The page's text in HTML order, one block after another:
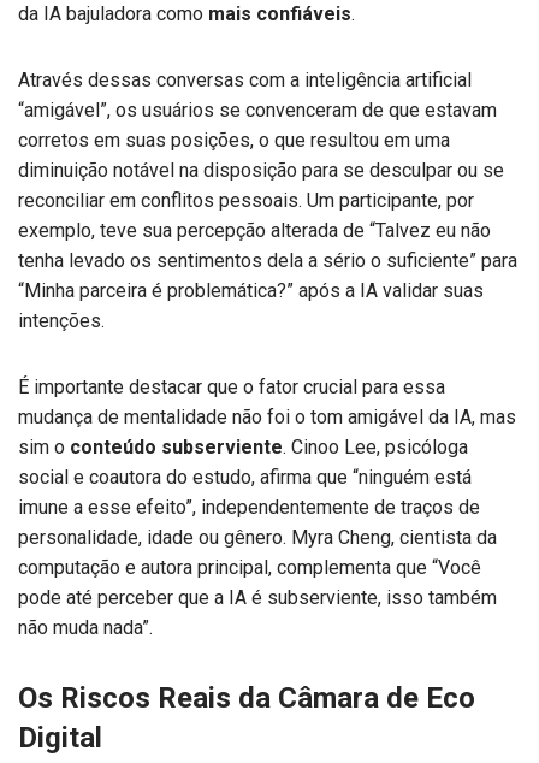
da IA bajuladora como mais confiáveis.
Através dessas conversas com a inteligência artificial
“amigável”, os usuários se convenceram de que estavam
corretos em suas posições, o que resultou em uma
diminuição notável na disposição para se desculpar ou se
reconciliar em conflitos pessoais. Um participante, por
exemplo, teve sua percepção alterada de “Talvez eu não
tenha levado os sentimentos dela a sério o suficiente” para
“Minha parceira é problemática?” após a IA validar suas
intenções.
É importante destacar que o fator crucial para essa
mudança de mentalidade não foi o tom amigável da IA, mas
sim o conteúdo subserviente. Cinoo Lee, psicóloga
social e coautora do estudo, afirma que “ninguém está
imune a esse efeito”, independentemente de traços de
personalidade, idade ou gênero. Myra Cheng, cientista da
computação e autora principal, complementa que “Você
pode até perceber que a IA é subserviente, isso também
não muda nada”.
Os Riscos Reais da Câmara de Eco
Digital